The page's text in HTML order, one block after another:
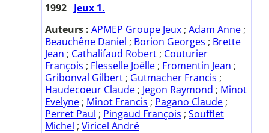
1992 Jeux 1.
Auteurs : APMEP Groupe Jeux ; Adam Anne ;
Beauchêne Daniel ; Borion Georges ; Brette
Jean ; Cathalifaud Robert ; Couturier
François ; Flesselle Joëlle ; Fromentin Jean ;
Gribonval Gilbert ; Gutmacher Francis ;
Haudecoeur Claude ; Jegon Raymond ; Minot
Evelyne ; Minot Francis ; Pagano Claude ;
Perret Paul ; Pingaud François ; Soufflet
Michel ; Viricel André